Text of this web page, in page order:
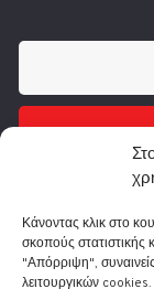
Κάνοντας κλικ στο
σκοπούς στατιστικής
"Απόρριψη",
λειτουργικών cookies.